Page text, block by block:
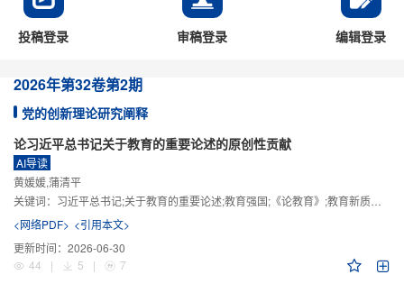
投稿登录 审稿登录 编辑登录
2026年第32卷第2期
党的创新理论研究阐释
论习近平总书记关于教育的重要论述的原创性贡献
AI导读
黄媛媛,蒲清平
关键词： 习近平总书记;关于教育的重要论述;教育强国;《论教育》;教育新质生产力;教育人工智能
<网络PDF> <引用本文>
更新时间： 2026-06-30
44
| 5 | 7